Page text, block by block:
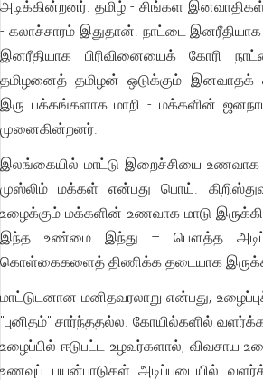
அடிக்கின்றனர். தமிழ் - சிங்கள
- கலாச்சாரம் இதுதான். நாட்டை இனரீதியாக
இனரீதியாக பிரிவினையைக் கோரி
தமிழனைத் தமிழன் ஒடுக்கும் இனவாதக்
இரு பக்கங்களாக மாறி - மக்களின்
முனைகின்றனர்.
இலங்கையில் மாட்டு இறைச்சியை உணவாக
முஸ்லிம் மக்கள் என்பது பொய்.
உழைக்கும் மக்களின் உணவாக மாடு
இந்த உண்மை இந்து – பௌத்த
கொள்கைகளைத் திணிக்க தடையாக
மாட்டுடனான மனிதவரலாறு என்பது,
"புனிதம்" சார்ந்ததல்ல. கோயில்களில்
உழைப்பில் ஈடுபட்ட உழவர்களால், விவசாய
உணவுப் பயன்பாடுகள் அடிப்படையில்